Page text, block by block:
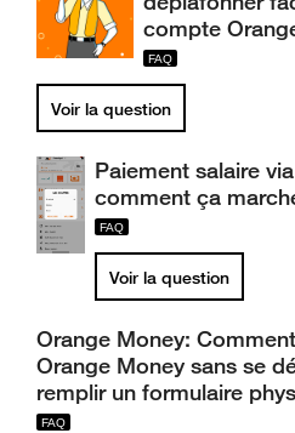
compte
Voir la question
Paiement salaire
comment ça
Voir la question
Orange Money:
Orange Money sans se
remplir un formulaire